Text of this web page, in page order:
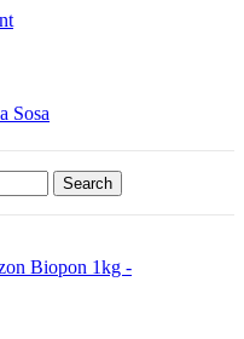
Search